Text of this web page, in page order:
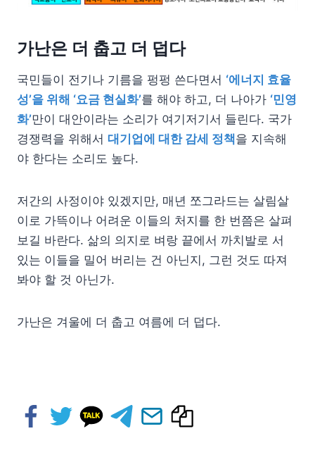
가난은 더 춥고 더 덥다
국민들이 전기나 기름을 펑펑 쓴다면서 ‘에너지 효율
성’을 위해 ‘요금 현실화’를 해야 하고, 더 나아가 ‘민영
화’만이 대안이라는 소리가 여기저기서 들린다. 국가
경쟁력을 위해서 대기업에 대한 감세 정책을 지속해
야 한다는 소리도 높다.
저간의 사정이야 있겠지만, 매년 쪼그라드는 살림살
이로 가뜩이나 어려운 이들의 처지를 한 번쯤은 살펴
보길 바란다. 삶의 의지로 벼랑 끝에서 까치발로 서
있는 이들을 밀어 버리는 건 아닌지, 그런 것도 따져
봐야 할 것 아닌가.
가난은 겨울에 더 춥고 여름에 더 덥다.